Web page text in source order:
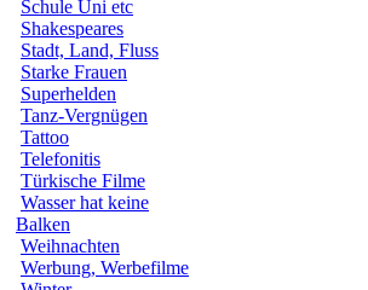
Schule Uni etc
Shakespeares
Stadt, Land, Fluss
Starke Frauen
Superhelden
Tanz-Vergnügen
Tattoo
Telefonitis
Türkische Filme
Wasser hat keine
Balken
Weihnachten
Werbung, Werbefilme